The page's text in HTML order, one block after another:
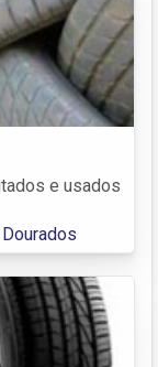
e usados